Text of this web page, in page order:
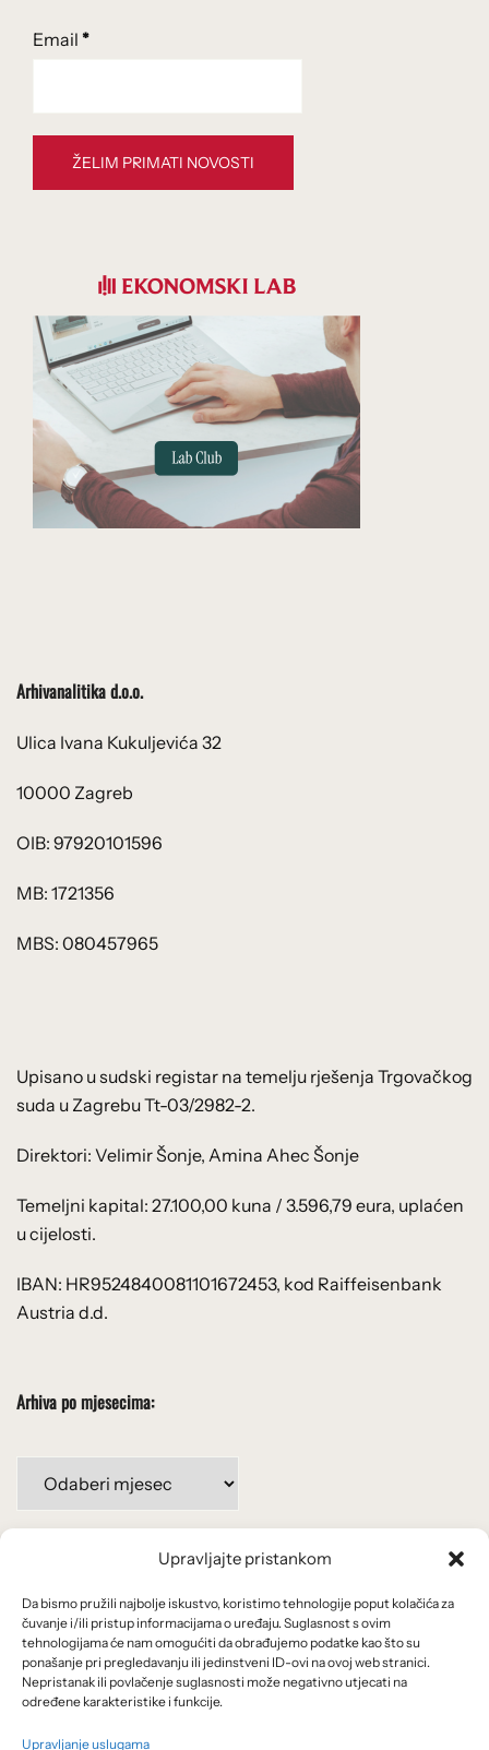
Upravljajte pristankom
Da bismo pružili najbolje iskustvo, koristimo tehnologije poput kolačića za
čuvanje i/ili pristup informacijama o uređaju. Suglasnost s ovim
tehnologijama će nam omogućiti da obrađujemo podatke kao što su
ponašanje pri pregledavanju ili jedinstveni ID-ovi na ovoj web stranici.
Nepristanak ili povlačenje suglasnosti može negativno utjecati na
određene karakteristike i funkcije.
Upravljanje uslugama
Email *
Arhivanalitika d.o.o.
Ulica Ivana Kukuljevića 32
10000 Zagreb
OIB: 97920101596
MB: 1721356
MBS: 080457965
Upisano u sudski registar na temelju rješenja Trgovačkog
suda u Zagrebu Tt-03/2982-2.
Direktori: Velimir Šonje, Amina Ahec Šonje
Temeljni kapital: 27.100,00 kuna / 3.596,79 eura, uplaćen
u cijelosti.
IBAN: HR9524840081101672453, kod Raiffeisenbank
Austria d.d.
Arhiva po mjesecima:
mjesecima:
Uvjeti korištenja
Politika privatnosti
Kolačići